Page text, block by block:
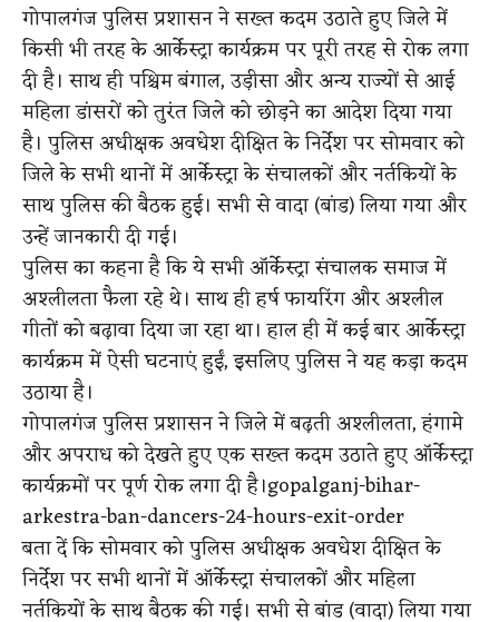
गोपालगंज पुलिस प्रशासन ने सख्त कदम उठाते हुए जिले में
किसी भी तरह के आर्केस्ट्रा कार्यक्रम पर पूरी तरह से रोक लगा
दी है। साथ ही पश्चिम बंगाल, उड़ीसा और अन्य राज्यों से आई
महिला डांसरों को तुरंत जिले को छोड़ने का आदेश दिया गया
है। पुलिस अधीक्षक अवधेश दीक्षित के निर्देश पर सोमवार को
जिले के सभी थानों में आर्केस्ट्रा के संचालकों और नर्तकियों के
साथ पुलिस की बैठक हुई। सभी से वादा (बांड) लिया गया और
उन्हें जानकारी दी गई।
पुलिस का कहना है कि ये सभी ऑर्केस्ट्रा संचालक समाज में
अश्लीलता फैला रहे थे। साथ ही हर्ष फायरिंग और अश्लील
गीतों को बढ़ावा दिया जा रहा था। हाल ही में कई बार आर्केस्ट्रा
कार्यक्रम में ऐसी घटनाएं हुईं, इसलिए पुलिस ने यह कड़ा कदम
उठाया है।
गोपालगंज पुलिस प्रशासन ने जिले में बढ़ती अश्लीलता, हंगामे
और अपराध को देखते हुए एक सख्त कदम उठाते हुए ऑर्केस्ट्रा
कार्यक्रमों पर पूर्ण रोक लगा दी है।gopalganj-bihar-
arkestra-ban-dancers-24-hours-exit-order
बता दें कि सोमवार को पुलिस अधीक्षक अवधेश दीक्षित के
निर्देश पर सभी थानों में ऑर्केस्ट्रा संचालकों और महिला
नर्तकियों के साथ बैठक की गई। सभी से बांड (वादा) लिया गया